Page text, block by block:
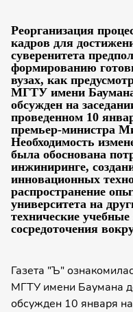
Реорганизация
кадров для
суверенитета
формированию
вузах, как
МГТУ имени
обсужден на
проведенном 10
премьер-министра
Необходимость
была обоснована
инжиниринге,
инновационных
распространение
университета на
технические
сосредоточения
Газета "Ъ"
МГТУ имени Баумана
обсужден 10 января